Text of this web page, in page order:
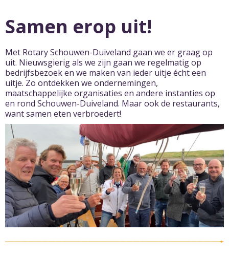
Samen erop uit!
Met Rotary Schouwen-Duiveland gaan we er graag op
uit. Nieuwsgierig als we zijn gaan we regelmatig op
bedrijfsbezoek en we maken van ieder uitje écht een
uitje. Zo ontdekken we ondernemingen,
maatschappelijke organisaties en andere instanties op
en rond Schouwen-Duiveland. Maar ook de restaurants,
want samen eten verbroedert!